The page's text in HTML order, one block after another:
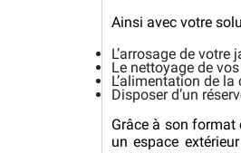
Ainsi avec votre
L’arrosage de votre
Le nettoyage de
L’alimentation de
Disposer d’un
Grâce à son format
un espace